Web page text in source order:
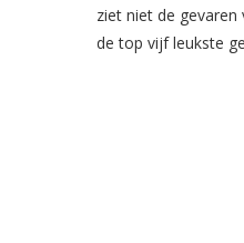
ziet niet de
de top vijf leukste